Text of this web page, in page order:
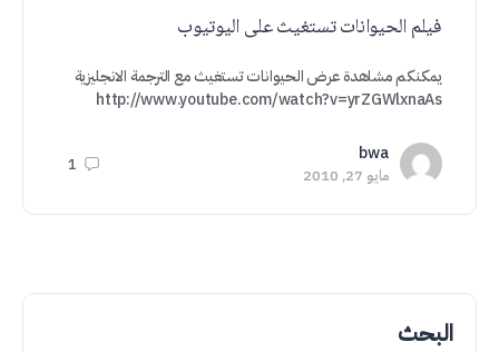
فيلم الحيوانات تستغيث على اليوتيوب
يمكنكم مشاهدة عرض الحيوانات تستغيث مع الترجمة الانجليزية
http://www.youtube.com/watch?v=yrZGWlxnaAs
bwa
مايو 27, 2010
1
البحث